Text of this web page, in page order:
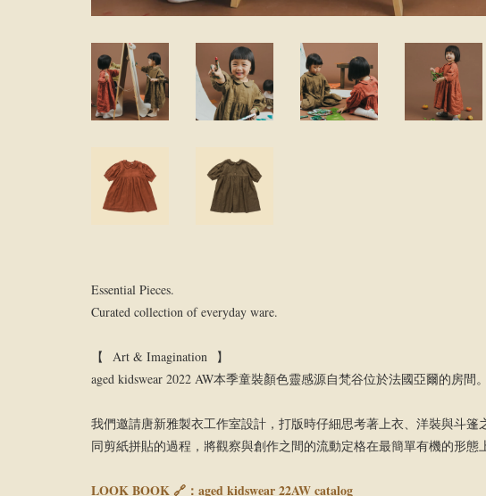
Essential Pieces.
Curated collection of everyday ware.
【 Art & Imagination 】
aged kidswear 2022 AW本季童裝顏色靈感源自梵谷位於法國亞爾的房
我們邀請唐新雅製衣工作室設計，打版時仔細思考著上衣、洋裝與斗
同剪紙拼貼的過程，將觀察與創作之間的流動定格在最簡單有機的形態
LOOK BOOK 🔗： aged kidswear 22AW catalog